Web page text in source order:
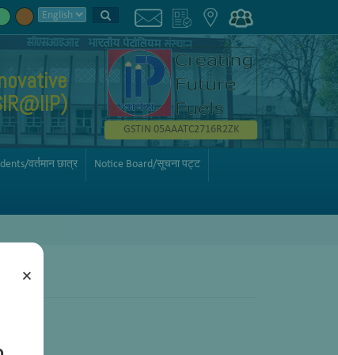
×
GSTIN 05AAATC2716R2ZK
वर्तमान छात्र Notice Board/सूचना पट्ट